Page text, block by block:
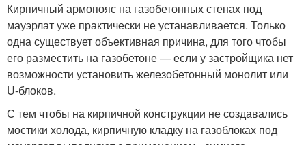
Кирпичный армопояс на газобетонных стенах под
мауэрлат уже практически не устанавливается. Только
одна существует объективная причина, для того чтобы
его разместить на газобетоне — если у застройщика нет
возможности установить железобетонный монолит или
U-блоков.
С тем чтобы на кирпичной конструкции не создавались
мостики холода, кирпичную кладку на газоблоках под